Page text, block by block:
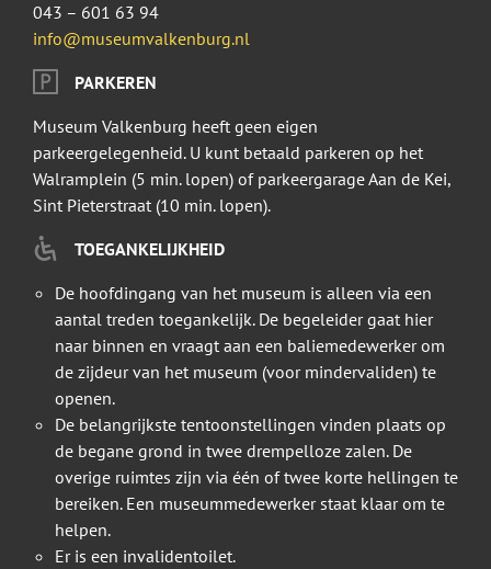
043 – 601 63 94
info@museumvalkenburg.nl
PARKEREN
Museum Valkenburg heeft geen eigen
parkeergelegenheid. U kunt betaald parkeren op het
Walramplein (5 min. lopen) of parkeergarage Aan de Kei,
Sint Pieterstraat (10 min. lopen).
TOEGANKELIJKHEID
De hoofdingang van het museum is alleen via een
aantal treden toegankelijk. De begeleider gaat hier
naar binnen en vraagt aan een baliemedewerker om
de zijdeur van het museum (voor mindervaliden) te
openen.
De belangrijkste tentoonstellingen vinden plaats op
de begane grond in twee drempelloze zalen. De
overige ruimtes zijn via één of twee korte hellingen te
bereiken. Een museummedewerker staat klaar om te
helpen.
Er is een invalidentoilet.